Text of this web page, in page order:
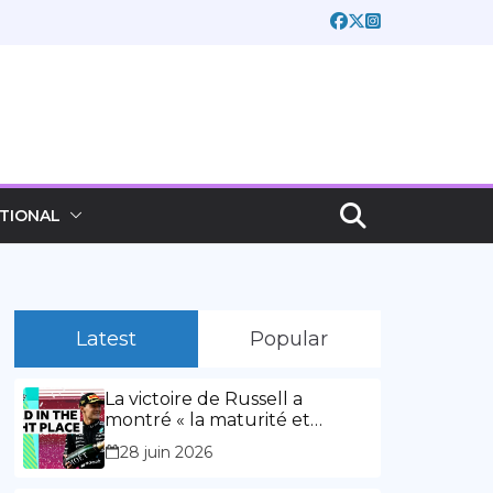
Latest Popular
La victoire de Russell a
montré « la maturité et
l’expérience » Vidéo,
00:02:03La victoire de Russell
28 juin 2026